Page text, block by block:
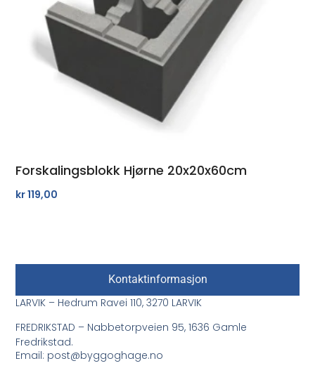
Forskalingsblokk Hjørne 20x20x60cm
kr119,00
Kontaktinformasjon
LARVIK – Hedrum Ravei 110, 3270 LARVIK
FREDRIKSTAD – Nabbetorpveien 95, 1636 Gamle
Fredrikstad.
Email: post@byggoghage.no